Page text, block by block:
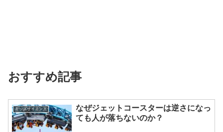
おすすめ記事
キッズサイエンス
なぜジェットコースターは逆さになっ
ても人が落ちないのか？